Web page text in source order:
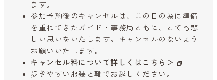
ます。
参加予約後のキャンセルは、この日の為に準備
を重ねてきたガイド・事務局ともに、とても悲
しい思いをいたします。キャンセルのないよう
お願いいたします。
キャンセル料について詳しくはこちら＞
歩きやすい服装と靴でお越しください。